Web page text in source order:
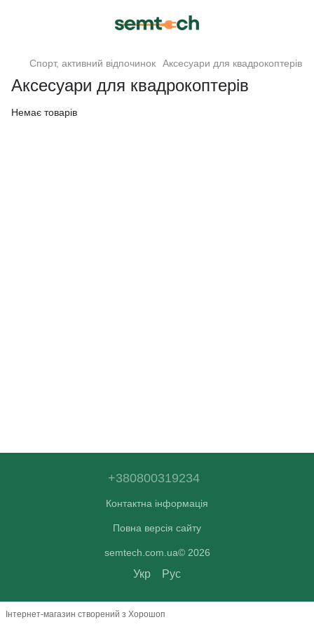
Спорт, активний відпочинок Аксесуари для квадрокоптерів
Аксесуари для квадрокоптерів
Немає товарів
+380800319234
Контактна інформація
Повна версія сайту
semtech.com.ua© 2026
Укр Рус
Інтернет-магазин створений з Хорошоп